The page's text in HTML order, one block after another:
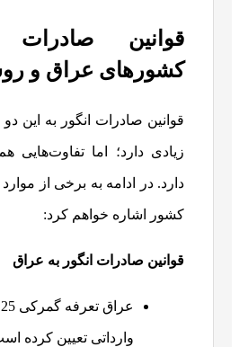
قوانین
کشورهای عراق و
قوانین صادرات انگور به این
زیادی دارد؛ اما تفاوت‌هایی
دارد. در ادامه به برخی از
کشور اشاره خواهم کرد:
قوانین صادرات انگور به عراق
وارداتی تعیین کرده